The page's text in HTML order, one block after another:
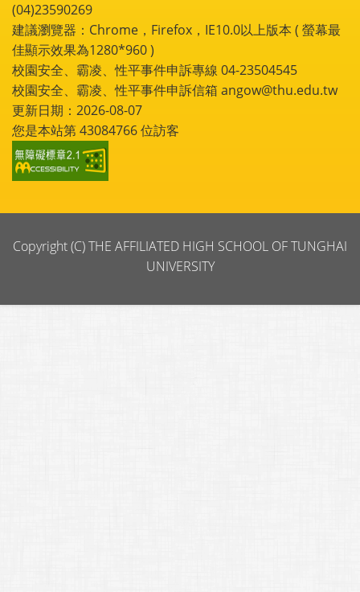
(04)23590269
建議瀏覽器：Chrome，Firefox，IE10.0以上版本 ( 螢幕最
佳顯示效果為1280*960 )
校園安全、霸凌、性平事件申訴專線 04-23504545
校園安全、霸凌、性平事件申訴信箱 angow@thu.edu.tw
更新日期：2026-08-07
您是本站第43084766位訪客
Copyright (C) THE AFFILIATED HIGH SCHOOL OF TUNGHAI
UNIVERSITY